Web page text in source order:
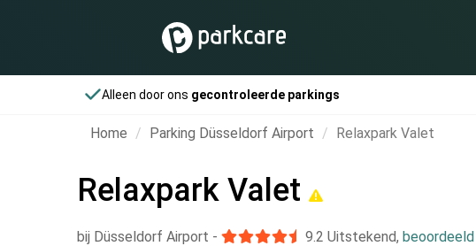
Alleen door ons gecontroleerde parkings
Home Parking Düsseldorf Airport Relaxpark Valet
Relaxpark Valet
bij Düsseldorf Airport - 9.2 Uitstekend,